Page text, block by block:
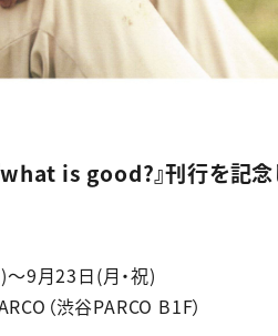
what is good?』刊行を記念
9月23日(月・祝)
（渋谷PARCO B1F）